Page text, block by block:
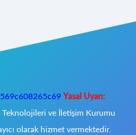
Yasal Uyarı:
Teknolojileri ve İletişim Kurumu
olarak hizmet vermektedir.